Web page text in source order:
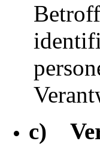
c)